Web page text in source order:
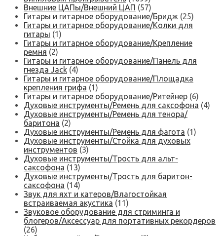
Внешние ЦАПы/Внешний ЦАП (57)
Гитары и гитарное оборудование/Бридж (25)
Гитары и гитарное оборудование/Колки для
гитары (1)
Гитары и гитарное оборудование/Крепление
ремня (2)
Гитары и гитарное оборудование/Панель для
гнезда Jack (4)
Гитары и гитарное оборудование/Площадка
крепления грифа (1)
Гитары и гитарное оборудование/Ритейнер (6)
Духовые инструменты/Ремень для саксофона (4)
Духовые инструменты/Ремень для тенора/
баритона (2)
Духовые инструменты/Ремень для фагота (1)
Духовые инструменты/Стойка для духовых
инструментов (3)
Духовые инструменты/Трость для альт-
саксофона (13)
Духовые инструменты/Трость для баритон-
саксофона (14)
Звук для яхт и катеров/Влагостойкая
встраиваемая акустика (11)
Звуковое оборудование для стриминга и
блогеров/Аксессуар для портативных рекордеров
(26)